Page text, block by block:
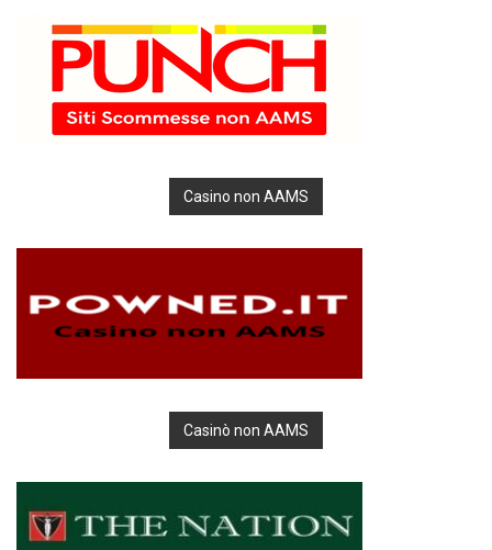
Casino non AAMS
Casinò non AAMS